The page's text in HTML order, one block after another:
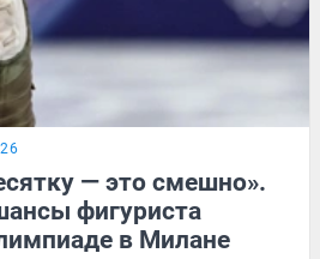
— это смешно».
фигуриста
в Милане